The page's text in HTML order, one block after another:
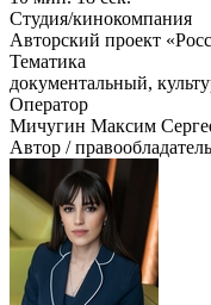
Студия/кинокомпания
Авторский проект
Тематика
документальный,
Оператор
Мичугин Максим
Автор / правообладатель